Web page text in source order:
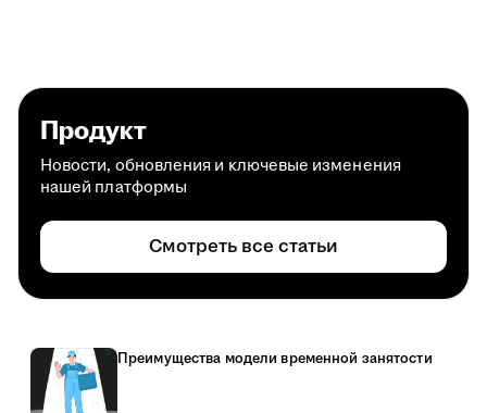
Продукт
Новости, обновления и ключевые изменения
нашей платформы
Смотреть все статьи
Преимущества модели временной занятости